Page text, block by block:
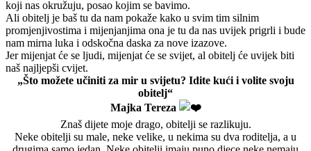
koji nas okružuju, posao kojim se bavimo.
Ali obitelj je baš tu da nam pokaže kako u svim tim silnim
promjenjivostima i mijenjanjima ona je tu da nas uvijek prigrli i bude
nam mirna luka i odskočna daska za nove izazove.
Jer mijenjat će se ljudi, mijenjat će se svijet, al obitelj će uvijek biti
naš najljepši cvijet.
„Što možete učiniti za mir u svijetu? Idite kući i volite svoju
obitelj“
Majka Tereza
Znaš dijete moje drago, obitelji se razlikuju.
Neke obitelji su male, neke velike, u nekima su dva roditelja, a u